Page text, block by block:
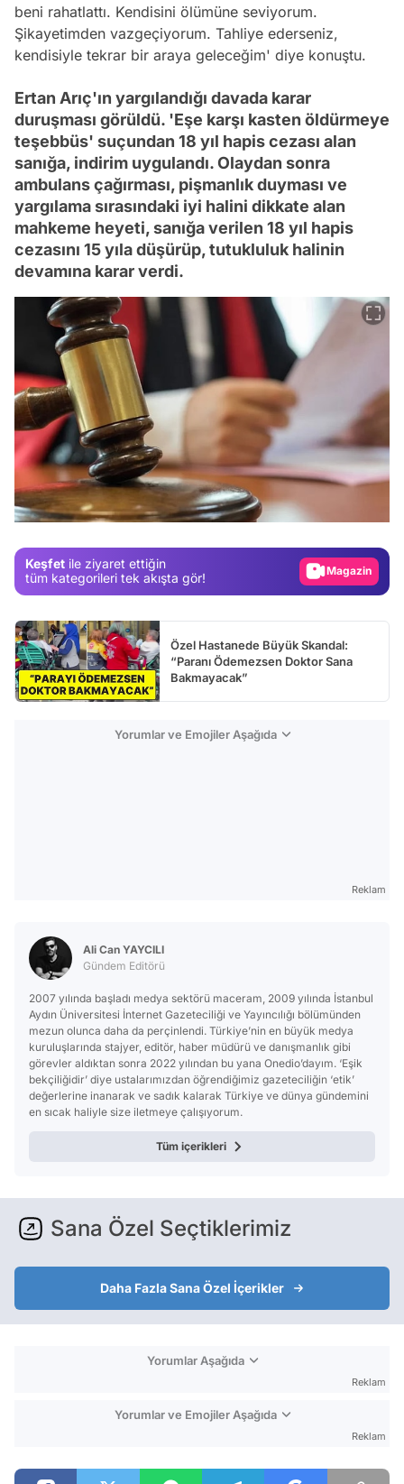
beni rahatlattı. Kendisini ölümüne seviyorum.
Şikayetimden vazgeçiyorum. Tahliye ederseniz,
kendisiyle tekrar bir araya geleceğim' diye konuştu.
Ertan Arıç'ın yargılandığı davada karar
duruşması görüldü. 'Eşe karşı kasten öldürmeye
teşebbüs' suçundan 18 yıl hapis cezası alan
sanığa, indirim uygulandı. Olaydan sonra
ambulans çağırması, pişmanlık duyması ve
yargılama sırasındaki iyi halini dikkate alan
mahkeme heyeti, sanığa verilen 18 yıl hapis
cezasını 15 yıla düşürüp, tutukluluk halinin
devamına karar verdi.
Keşfet ile ziyaret ettiğin
tüm kategorileri tek akışta gör!
Video
Test
Video
Özel Hastanede Büyük Skandal:
“Paranı Ödemezsen Doktor Sana
Bakmayacak”
Yorumlar ve Emojiler Aşağıda
Reklam
Ali Can YAYCILI
Gündem Editörü
2007 yılında başladı medya sektörü maceram, 2009 yılında İstanbul
Aydın Üniversitesi İnternet Gazeteciliği ve Yayıncılığı bölümünden
mezun olunca daha da perçinlendi. Türkiye’nin en büyük medya
kuruluşlarında stajyer, editör, haber müdürü ve danışmanlık gibi
görevler aldıktan sonra 2022 yılından bu yana Onedio’dayım. ‘Eşik
bekçiliğidir’ diye ustalarımızdan öğrendiğimiz gazeteciliğin ‘etik’
değerlerine inanarak ve sadık kalarak Türkiye ve dünya gündemini
en sıcak haliyle size iletmeye çalışıyorum.
Tüm içerikleri
Sana Özel Seçtiklerimiz
Daha Fazla Sana Özel İçerikler
Yorumlar Aşağıda
Reklam
Yorumlar ve Emojiler Aşağıda
Reklam